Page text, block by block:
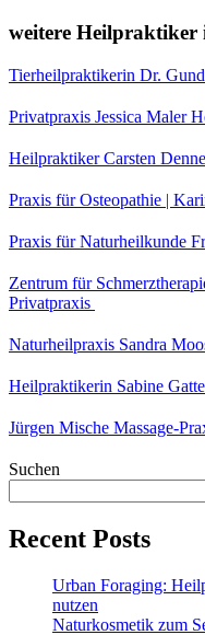
weitere Heilpraktiker
Tierheilpraktikerin Dr.
Privatpraxis Jessica Maler
Heilpraktiker Carsten
Praxis für Osteopathie |
Praxis für Naturheilkunde
Zentrum für
Privatpraxis
Naturheilpraxis Sandra
Heilpraktikerin Sabine
Jürgen Mische Massage-
Suchen
Recent Posts
Urban Foraging:
nutzen
Naturkosmetik zum